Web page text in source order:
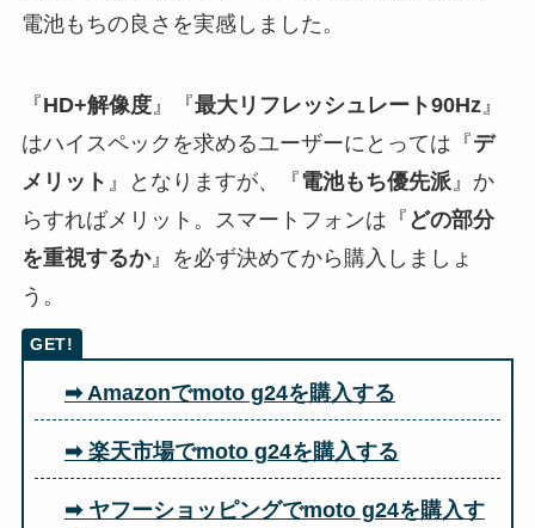
電池もちの良さを実感しました。
『HD+解像度』『最大リフレッシュレート90Hz』
はハイスペックを求めるユーザーにとっては『デ
メリット 』となりますが、『電池もち優先派』か
らすればメリット。スマートフォンは『 どの部分
を重視するか』を必ず決めてから購入しましょ
う。
➡ Amazonでmoto g24を購入する
➡ 楽天市場でmoto g24を購入する
➡ ヤフーショッピングでmoto g24を購入す